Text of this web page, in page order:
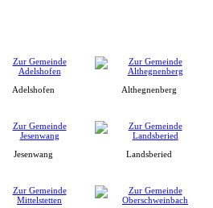
Adelshofen Althegnenberg
Jesenwang Landsberied